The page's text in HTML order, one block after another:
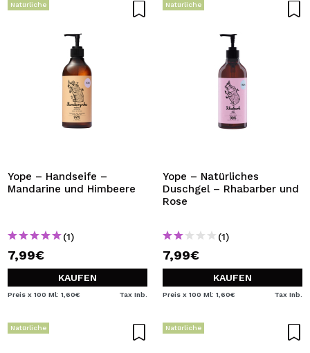
Natürliche
Yope – Handseife –
Mandarine und Himbeere
(1)
7,99€
KAUFEN
Preis x 100 Ml: 1,60€ Tax Inb.
Natürliche
Yope – Natürliches
Duschgel – Rhabarber und
Rose
(1)
7,99€
KAUFEN
Preis x 100 Ml: 1,60€ Tax Inb.
Natürliche Natürliche